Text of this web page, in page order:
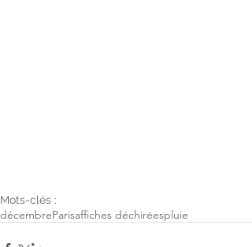
Mots-clés :
décembreParisaffiches déchiréespluie